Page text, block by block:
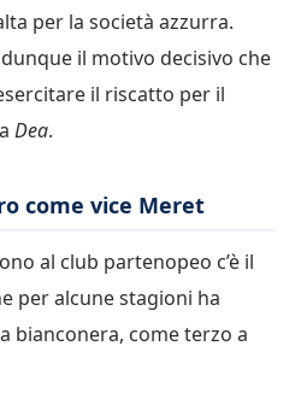
per la società azzurra.
il motivo decisivo che
il riscatto per il
Dea.
come vice Meret
al club partenopeo c’è il
per alcune stagioni ha
bianconera, come terzo a